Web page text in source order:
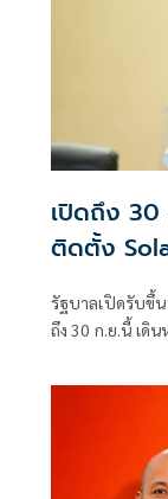
เปิดถึง 30
ติดตั้ง
รัฐบาลเปิดรับขึ้
ถึง 30 ก.ย.นี้ เดิ